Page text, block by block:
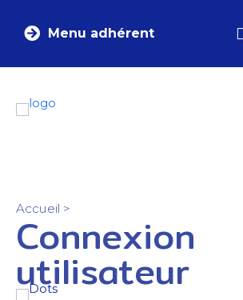
Menu adhérent
Accueil >
Connexion
utilisateur